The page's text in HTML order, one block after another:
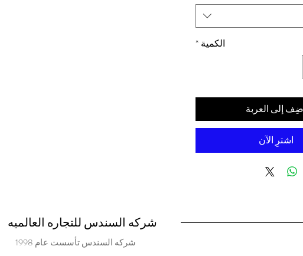
الكمية *
إلى العربة
اشترِ الآن
شركه السندس للتجاره العالميه
شركه السندس تأسست عام 1998